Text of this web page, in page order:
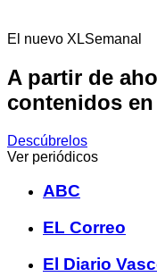
El nuevo XLSemanal
A partir de
contenidos
Descúbrelos
Ver periódicos
ABC
EL Correo
El Diario